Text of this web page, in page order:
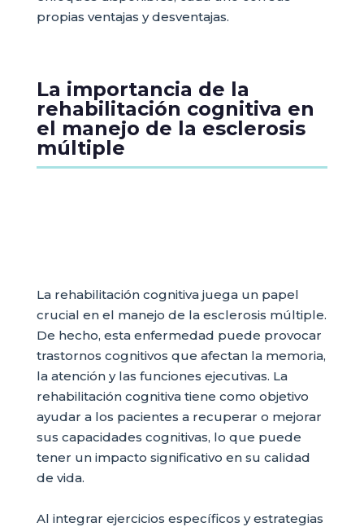
propias ventajas y desventajas.
La importancia de la
rehabilitación cognitiva en
el manejo de la esclerosis
múltiple
La rehabilitación cognitiva juega un papel
crucial en el manejo de la esclerosis múltiple.
De hecho, esta enfermedad puede provocar
trastornos cognitivos que afectan la memoria,
la atención y las funciones ejecutivas. La
rehabilitación cognitiva tiene como objetivo
ayudar a los pacientes a recuperar o mejorar
sus capacidades cognitivas, lo que puede
tener un impacto significativo en su calidad
de vida.
Al integrar ejercicios específicos y estrategias